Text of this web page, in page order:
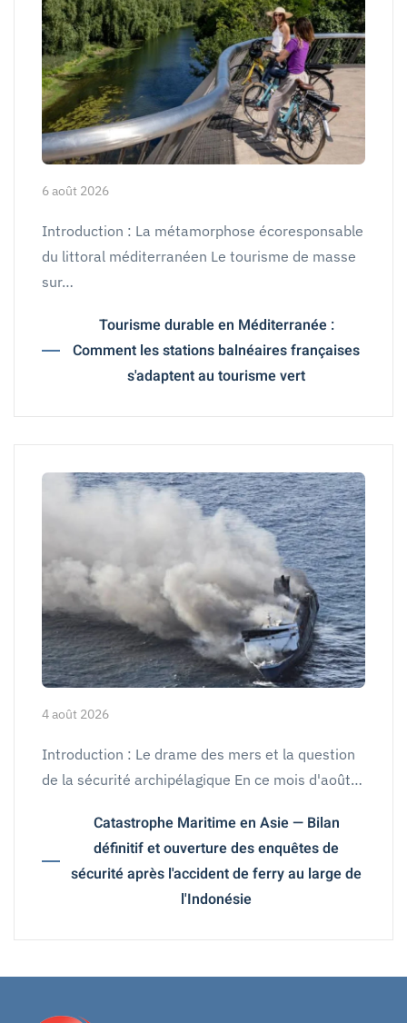
6 août 2026
Introduction : La métamorphose écoresponsable
du littoral méditerranéen Le tourisme de masse
sur…
Tourisme durable en Méditerranée :
Comment les stations balnéaires françaises
s'adaptent au tourisme vert
4 août 2026
Introduction : Le drame des mers et la question
de la sécurité archipélagique En ce mois d'août…
Catastrophe Maritime en Asie — Bilan
définitif et ouverture des enquêtes de
sécurité après l'accident de ferry au large de
l'Indonésie